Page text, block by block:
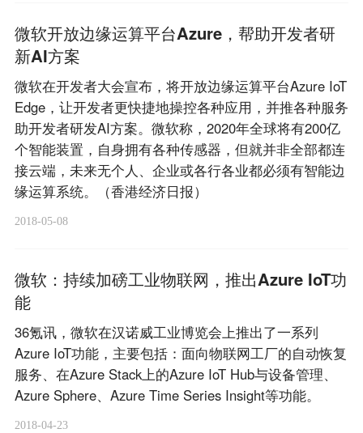
微软开放边缘运算平台Azure，帮助开发者研
新AI方案
微软在开发者大会宣布，将开放边缘运算平台Azure IoT
Edge，让开发者更快捷地操控各种应用，并推各种服务
助开发者研发AI方案。微软称，2020年全球将有200亿
个智能装置，自身拥有各种传感器，但就并非全部都连
接云端，未来无个人、企业或各行各业都必须有智能边
缘运算系统。（香港经济日报）
2018-05-08
微软：持续加磅工业物联网，推出Azure IoT功
能
36氪讯，微软在汉诺威工业博览会上推出了一系列
Azure IoT功能，主要包括：面向物联网工厂的自动恢复
服务、在Azure Stack上的Azure IoT Hub与设备管理、
Azure Sphere、Azure Time Series Insight等功能。
2018-04-23